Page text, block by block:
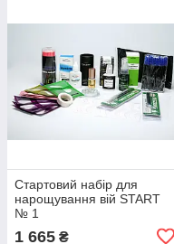
Стартовий набір для
нарощування вій START
№ 1
1 665 ₴